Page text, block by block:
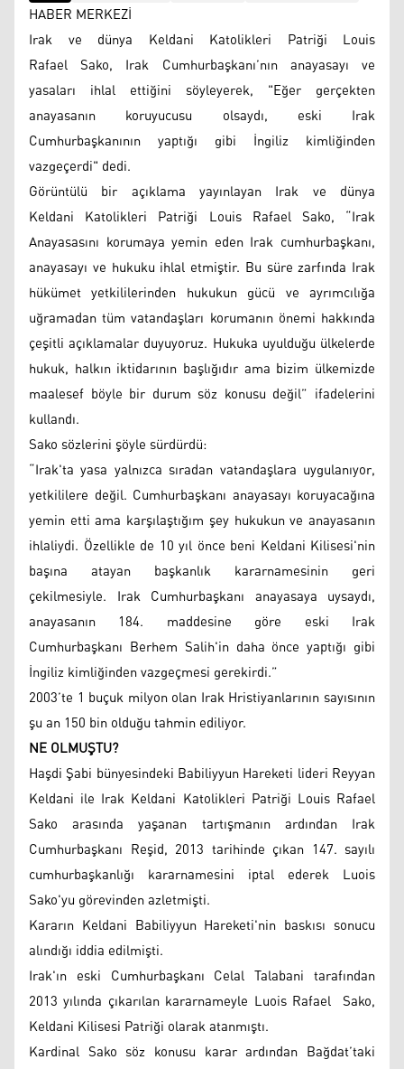
HABER MERKEZİ
Irak ve dünya Keldani Katolikleri Patriği Louis
Rafael Sako, Irak Cumhurbaşkanı’nın anayasayı ve
yasaları ihlal ettiğini söyleyerek, "Eğer gerçekten
anayasanın koruyucusu olsaydı, eski Irak
Cumhurbaşkanının yaptığı gibi İngiliz kimliğinden
vazgeçerdi" dedi.
Görüntülü bir açıklama yayınlayan Irak ve dünya
Keldani Katolikleri Patriği Louis Rafael Sako, “Irak
Anayasasını korumaya yemin eden Irak cumhurbaşkanı,
anayasayı ve hukuku ihlal etmiştir. Bu süre zarfında Irak
hükümet yetkililerinden hukukun gücü ve ayrımcılığa
uğramadan tüm vatandaşları korumanın önemi hakkında
çeşitli açıklamalar duyuyoruz. Hukuka uyulduğu ülkelerde
hukuk, halkın iktidarının başlığıdır ama bizim ülkemizde
maalesef böyle bir durum söz konusu değil” ifadelerini
kullandı.
Sako sözlerini şöyle sürdürdü:
“Irak'ta yasa yalnızca sıradan vatandaşlara uygulanıyor,
yetkililere değil. Cumhurbaşkanı anayasayı koruyacağına
yemin etti ama karşılaştığım şey hukukun ve anayasanın
ihlaliydi. Özellikle de 10 yıl önce beni Keldani Kilisesi'nin
başına atayan başkanlık kararnamesinin geri
çekilmesiyle. Irak Cumhurbaşkanı anayasaya uysaydı,
anayasanın 184. maddesine göre eski Irak
Cumhurbaşkanı Berhem Salih'in daha önce yaptığı gibi
İngiliz kimliğinden vazgeçmesi gerekirdi.”
2003’te 1 buçuk milyon olan Irak Hristiyanlarının sayısının
şu an 150 bin olduğu tahmin ediliyor.
NE OLMUŞTU?
Haşdi Şabi bünyesindeki Babiliyyun Hareketi lideri Reyyan
Keldani ile Irak Keldani Katolikleri Patriği Louis Rafael
Sako arasında yaşanan tartışmanın ardından Irak
Cumhurbaşkanı Reşid, 2013 tarihinde çıkan 147. sayılı
cumhurbaşkanlığı kararnamesini iptal ederek Luois
Sako'yu görevinden azletmişti.
Kararın Keldani Babiliyyun Hareketi'nin baskısı sonucu
alındığı iddia edilmişti.
Irak'ın eski Cumhurbaşkanı Celal Talabani tarafından
2013 yılında çıkarılan kararnameyle Luois Rafael Sako,
Keldani Kilisesi Patriği olarak atanmıştı.
Kardinal Sako söz konusu karar ardından Bağdat’taki